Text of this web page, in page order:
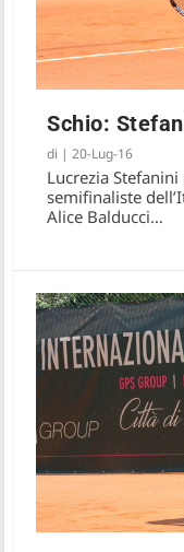
Schio:
di |20-Lug-16
Lucrezia
semifinaliste
Alice Balducci…